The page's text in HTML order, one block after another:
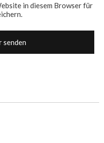
in diesem Browser für